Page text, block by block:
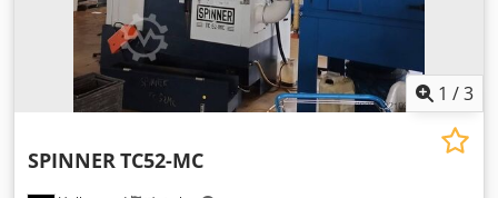
1 /3
SPINNERTC52-MC